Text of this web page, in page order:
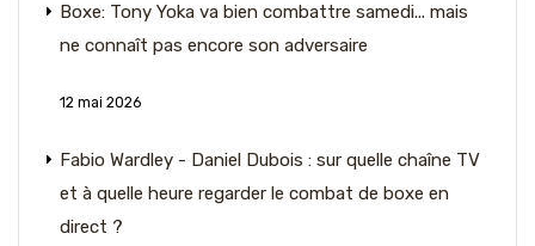
Boxe: Tony Yoka va bien combattre samedi... mais
ne connaît pas encore son adversaire
12 mai 2026
Fabio Wardley - Daniel Dubois : sur quelle chaîne TV
et à quelle heure regarder le combat de boxe en
direct ?